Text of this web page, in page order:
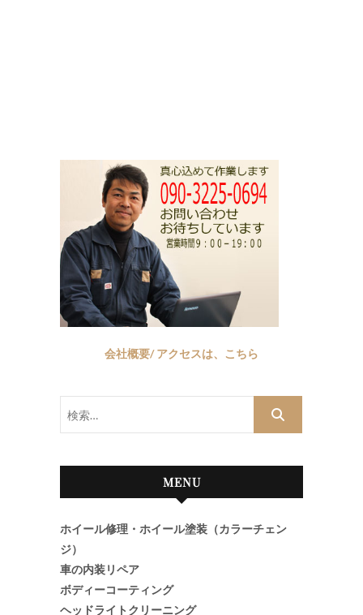
会社概要/ アクセスは、こちら
MENU
ホイール修理・ホイール塗装（カラーチェン
ジ）
車の内装リペア
ボディーコーティング
ヘッドライトクリーニング